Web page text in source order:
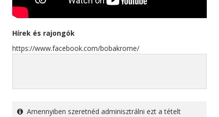
Hírek és rajongók
https://www.facebook.com/bobakrome/
Amennyiben szeretnéd adminisztrálni ezt a tételt